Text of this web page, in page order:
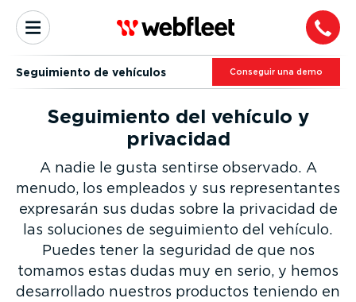
Seguimiento de vehículos Conseguir una demo
Seguimiento del vehículo y
privacidad
A nadie le gusta sentirse observado. A
menudo, los empleados y sus repre­sen­tantes
expresarán sus dudas sobre la privacidad de
las soluciones de seguimiento del vehículo.
Puedes tener la seguridad de que nos
tomamos estas dudas muy en serio, y hemos
desarro­llado nuestros productos teniendo en